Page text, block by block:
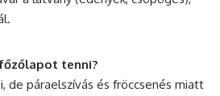
tenni?
de páraelszívás és fröccsenés miatt